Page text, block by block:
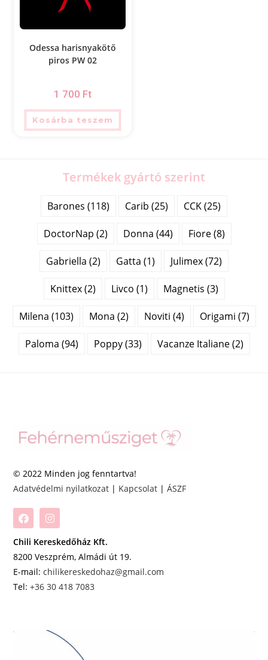
Odessa harisnyakötő
piros PW 02
1 700 Ft
Kosárba teszem
Termékek gyártó szerint
Barones (118) Carib (25) CCK (25)
DoctorNap (2) Donna (44) Fiore (8)
Gabriella (2) Gatta (1) Julimex (72)
Knittex (2) Livco (1) Magnetis (3)
Milena (103) Mona (2) Noviti (4) Origami (7)
Paloma (94) Poppy (33) Vacanze Italiane (2)
© 2022 Minden jog fenntartva!
Adatvédelmi nyilatkozat | Kapcsolat |ÁSZF
Chili Kereskedőház Kft.
8200 Veszprém, Almádi út 19.
E-mail:chilikereskedohaz@gmail.com
Tel:+36 30 418 7083